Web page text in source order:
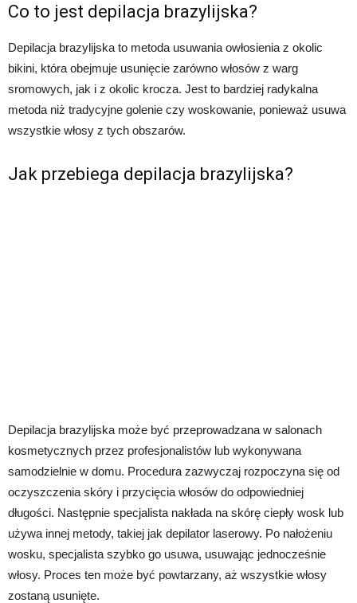
Co to jest depilacja brazylijska?
Depilacja brazylijska to metoda usuwania owłosienia z okolic
bikini, która obejmuje usunięcie zarówno włosów z warg
sromowych, jak i z okolic krocza. Jest to bardziej radykalna
metoda niż tradycyjne golenie czy woskowanie, ponieważ usuwa
wszystkie włosy z tych obszarów.
Jak przebiega depilacja brazylijska?
Depilacja brazylijska może być przeprowadzana w salonach
kosmetycznych przez profesjonalistów lub wykonywana
samodzielnie w domu. Procedura zazwyczaj rozpoczyna się od
oczyszczenia skóry i przycięcia włosów do odpowiedniej
długości. Następnie specjalista nakłada na skórę ciepły wosk lub
używa innej metody, takiej jak depilator laserowy. Po nałożeniu
wosku, specjalista szybko go usuwa, usuwając jednocześnie
włosy. Proces ten może być powtarzany, aż wszystkie włosy
zostaną usunięte.